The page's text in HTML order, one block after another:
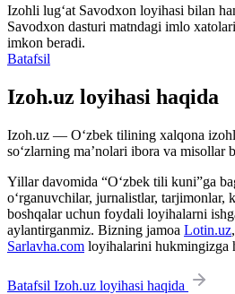
Izohli lugʻat Savodxon loyihasi bilan
Savodxon dasturi matndagi imlo
imkon beradi.
Batafsil
Izoh.uz loyihasi haqida
Izoh.uz — O‘zbek tilining xalqona
so‘zlarning ma’nolari ibora va misollar
Yillar davomida “O‘zbek tili kuni”ga
o‘rganuvchilar, jurnalistlar, tarjimonlar,
boshqalar uchun foydali loyihalarni
aylantirganmiz. Bizning jamoa Lotin.uz,
Sarlavha.com loyihalarini hukmingizga
Batafsil Izoh.uz loyihasi haqida